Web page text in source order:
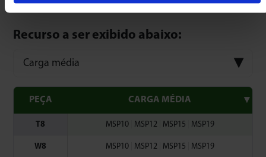
Recurso a ser exibido abaixo:
Carga média
PEÇA CARGA MÉDIA
T8 MSP10 MSP12 MSP15 MSP19
W8 MSP10 MSP12 MSP15 MSP19